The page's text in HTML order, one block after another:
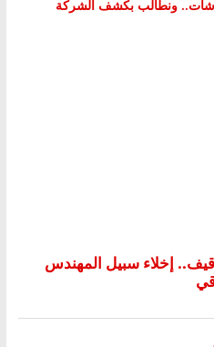
ونطالب بكشف الشركة